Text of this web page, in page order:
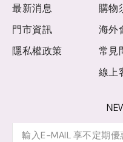
最新消息
門市資訊
隱私權政策
購物
海外
常見
線上